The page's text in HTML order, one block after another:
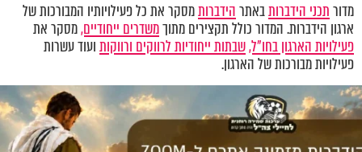
מדורתכני הידברותבאתרהידברותמסקר את כל פעילויותיו המבורכות של
ארגון הידברות. המדור כולל תקצירים מתוךמשדרים ייחודיים,מסקר את
פעילויות הארגון בחו"ל,שבתות ייחודיות לרווקים ורווקותועוד עשרות
פעילויות מבורכות של הארגון.